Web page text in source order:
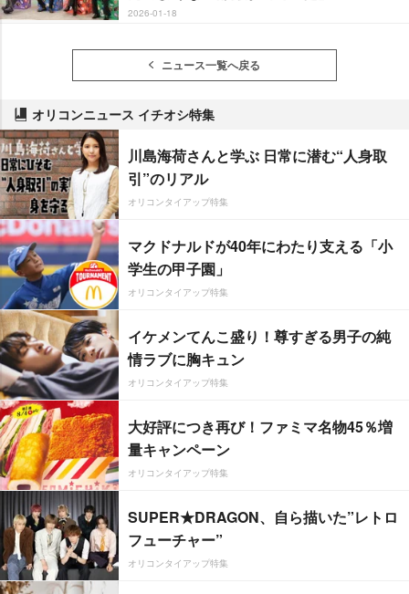
2026-01-18
ニュース一覧へ戻る
オリコンニュース イチオシ特集
川島海荷さんと学ぶ 日常に潜む“人身取
引”のリアル
オリコンタイアップ特集
マクドナルドが40年にわたり支える「小
学生の甲子園」
オリコンタイアップ特集
イケメンてんこ盛り！尊すぎる男子の純
情ラブに胸キュン
オリコンタイアップ特集
大好評につき再び！ファミマ名物45％増
量キャンペーン
オリコンタイアップ特集
SUPER★DRAGON、自ら描いた”レトロ
フューチャー”
オリコンタイアップ特集